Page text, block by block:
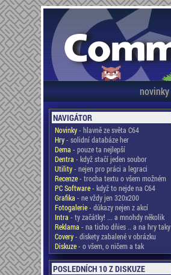
novinky
NAVIGÁTOR
Novinky- hlavně ze světa C64
Hry- solidní databáze her
Dema - pouze ta nejlepší
Dentra - když stačí jeden soubor
Utility- nejen pro práci a legraci
Recenze- trocha textu o všem možném
PC Software- když to nejde na C64
Grafika - ne vždy jen 320x200
Fotogalerie- důkazy nejen z akcí
Intra - ty začátky! ... a mnohdy několik
Reklama - na ticho dňies .. a na hry taky
Covery- diskety zabalené v obrázku
Diskuze- o všem, o ničem a tak
POSLEDNÍCH 10 Z DISKUZE